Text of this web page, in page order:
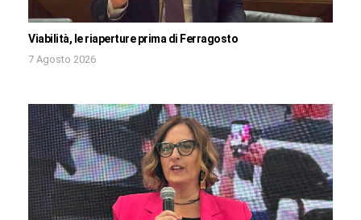
Viabilità, le riaperture prima di Ferragosto
7 Agosto 2026